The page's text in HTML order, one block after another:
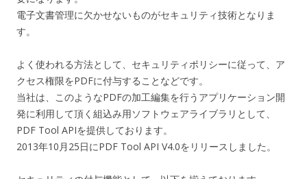
電子文書管理に欠かせないものがセキュリティ技術となりま
す。
よく使われる方法として、セキュリティポリシーに従って、ア
クセス権限をPDFに付与することなどです。
当社は、このようなPDFの加工編集を行うアプリケーション開
発に利用して頂く組込み用ソフトウェアライブラリとして、
PDF Tool APIを提供しております。
2013年10月25日にPDF Tool API V4.0をリリースしました。